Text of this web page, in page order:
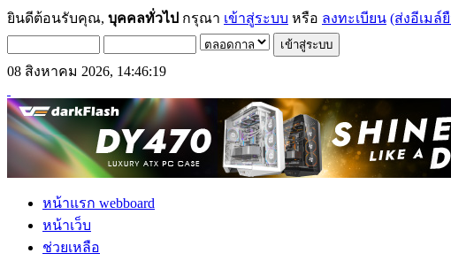
ยินดีต้อนรับคุณ, บุคคลทั่วไป กรุณา เข้าสู่ระบบ หรือ ลงทะเบียน (ส่งอีเมล์
08 สิงหาคม 2026, 14:46:19
หน้าแรก webboard
หน้าเว็บ
ช่วยเหลือ